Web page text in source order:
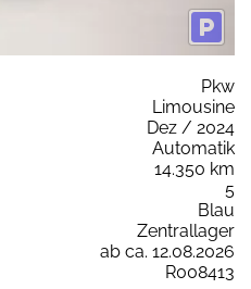
Pkw
Limousine
Dez / 2024
Automatik
14.350 km
5
Blau
Zentrallager
ab ca. 12.08.2026
R008413